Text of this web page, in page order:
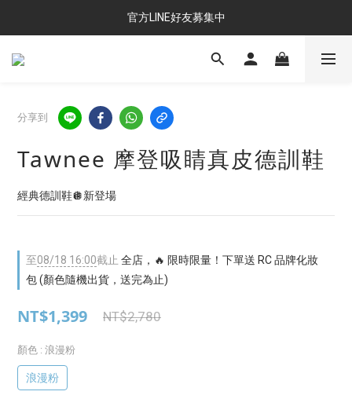
官方LINE好友募集中
分享到
Tawnee 摩登吸睛真皮德訓鞋
經典德訓鞋🪩新登場
至08/18 16:00截止 全店，🔥 限時限量！下單送 RC 品牌化妝
包 (顏色隨機出貨，送完為止)
NT$1,399 NT$2,780
顏色 : 浪漫粉
浪漫粉